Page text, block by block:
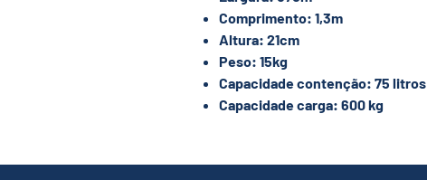
Comprimento: 1,3m
Altura: 21cm
Peso: 15kg
Capacidade contenção: 75 litros
Capacidade carga: 600 kg